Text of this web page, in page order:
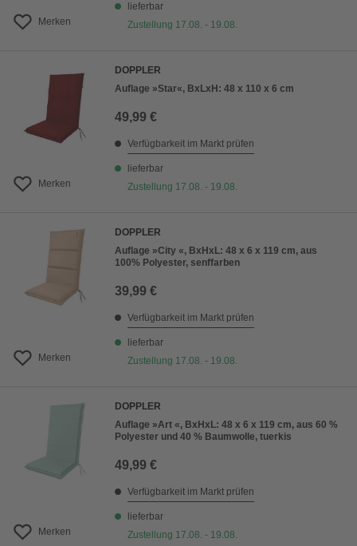
Merken
lieferbar
Zustellung 17.08. - 19.08.
Merken
DOPPLER
Auflage »Star«, BxLxH: 48 x 110 x 6 cm
49,99 €
Verfügbarkeit im Markt prüfen
lieferbar
Zustellung 17.08. - 19.08.
Merken
DOPPLER
Auflage »City «, BxHxL: 48 x 6 x 119 cm, aus
100% Polyester, senffarben
39,99 €
Verfügbarkeit im Markt prüfen
lieferbar
Zustellung 17.08. - 19.08.
Merken
DOPPLER
Auflage »Art «, BxHxL: 48 x 6 x 119 cm, aus 60 %
Polyester und 40 % Baumwolle, tuerkis
49,99 €
Verfügbarkeit im Markt prüfen
lieferbar
Zustellung 17.08. - 19.08.